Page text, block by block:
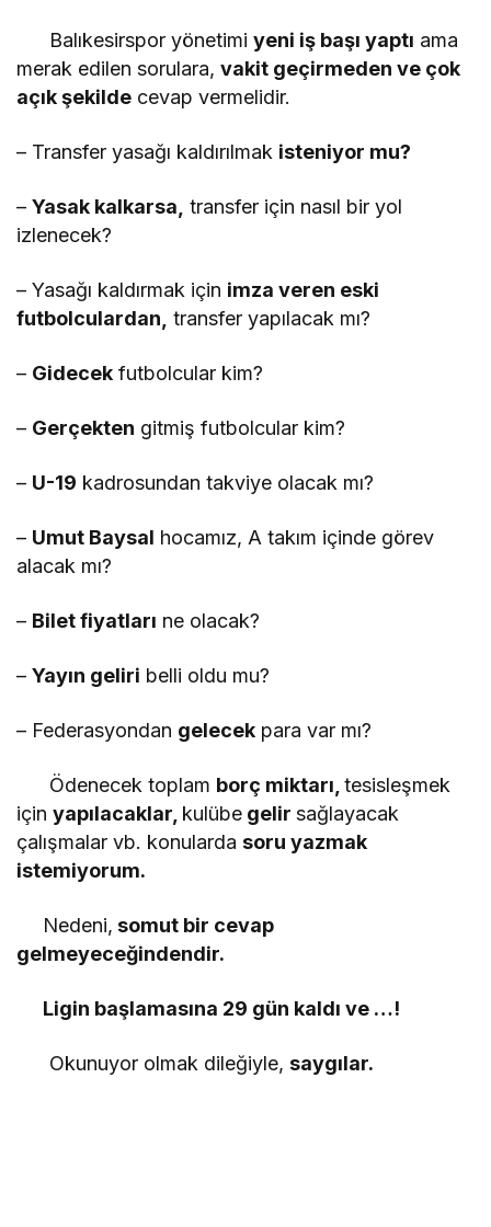
Balıkesirspor yönetimiyeni iş başı yaptı ama
merak edilen sorulara,vakit geçirmeden ve çok
açık şekilde cevap vermelidir.
– Transfer yasağı kaldırılmak isteniyor mu?
–Yasak kalkarsa, transfer için nasıl bir yol
izlenecek?
– Yasağı kaldırmak için imza veren eski
futbolculardan, transfer yapılacak mı?
– Gidecek futbolcular kim?
– Gerçekten gitmiş futbolcular kim?
– U-19 kadrosundan takviye olacak mı?
– Umut Baysal hocamız, A takım içinde görev
alacak mı?
– Bilet fiyatları ne olacak?
–Yayın geliri belli oldu mu?
– Federasyondan gelecek para var mı?
Ödenecek toplam borç miktarı,tesisleşmek
içinyapılacaklar, kulübe gelirsağlayacak
çalışmalar vb. konulardasoru yazmak
istemiyorum.
Nedeni, somut bir cevap
gelmeyeceğindendir.
Ligin başlamasına 29 gün kaldı ve …!
Okunuyor olmak dileğiyle,saygılar.